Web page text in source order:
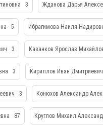
3 Жданова Дарья
5 Ибрагимова Наиля
3 Казанков Ярослав
3 Кириллов Иван Дмитриевич
3 Конюхов Александр
87 Круглов Михаил